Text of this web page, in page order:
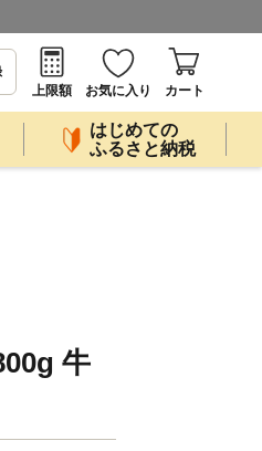
上限額
お気に入り カート
はじめての
ふるさと納税
牛